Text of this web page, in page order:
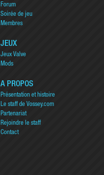
Forum
Soirée de jeu
Membres
JEUX
Jeux Valve
Mods
A PROPOS
Présentation et histoire
Le staff de Vossey.com
Partenariat
Rejoindre le staff
Contact